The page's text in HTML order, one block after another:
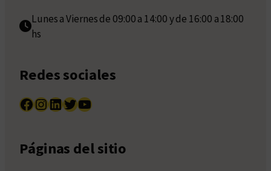
Lunes a Viernes de 09:00 a 14:00 y de 16:00 a 18:00
hs
Redes sociales
Facebook InstagramLinkedIn Twitter YouTube
Páginas del sitio